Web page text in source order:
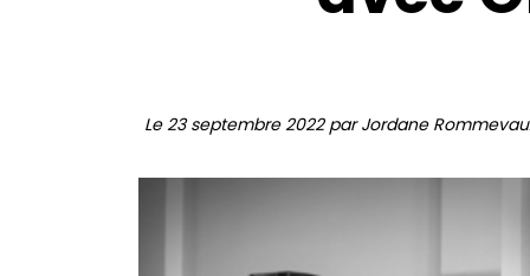
Le 23 septembre 2022 par Jordane